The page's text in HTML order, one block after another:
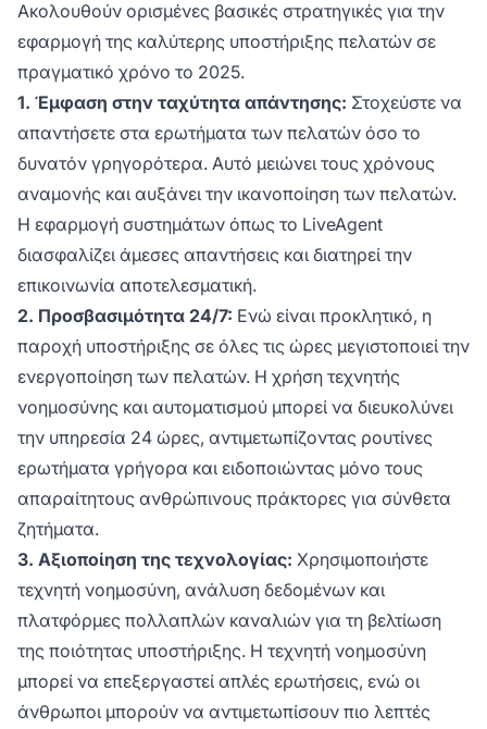
Ακολουθούν ορισμένες βασικές στρατηγικές για την
εφαρμογή της καλύτερης υποστήριξης πελατών σε
πραγματικό χρόνο το 2025.
1. Έμφαση στην ταχύτητα απάντησης: Στοχεύστε να
απαντήσετε στα ερωτήματα των πελατών όσο το
δυνατόν γρηγορότερα. Αυτό μειώνει τους χρόνους
αναμονής και αυξάνει την ικανοποίηση των πελατών.
Η εφαρμογή συστημάτων όπως το LiveAgent
διασφαλίζει άμεσες απαντήσεις και διατηρεί την
επικοινωνία αποτελεσματική.
2. Προσβασιμότητα 24/7: Ενώ είναι προκλητικό, η
παροχή υποστήριξης σε όλες τις ώρες μεγιστοποιεί την
ενεργοποίηση των πελατών. Η χρήση τεχνητής
νοημοσύνης και αυτοματισμού μπορεί να διευκολύνει
την υπηρεσία 24 ώρες, αντιμετωπίζοντας ρουτίνες
ερωτήματα γρήγορα και ειδοποιώντας μόνο τους
απαραίτητους ανθρώπινους πράκτορες για σύνθετα
ζητήματα.
3. Αξιοποίηση της τεχνολογίας: Χρησιμοποιήστε
τεχνητή νοημοσύνη, ανάλυση δεδομένων και
πλατφόρμες πολλαπλών καναλιών για τη βελτίωση
της ποιότητας υποστήριξης. Η τεχνητή νοημοσύνη
μπορεί να επεξεργαστεί απλές ερωτήσεις, ενώ οι
άνθρωποι μπορούν να αντιμετωπίσουν πιο λεπτές